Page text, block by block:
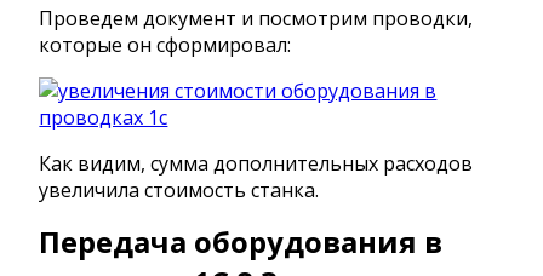
Проведем документ и посмотрим проводки,
которые он сформировал:
Как видим, сумма дополнительных расходов
увеличила стоимость станка.
Передача оборудования в